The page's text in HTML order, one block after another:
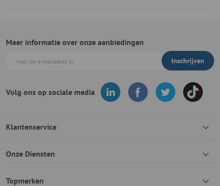
Meer informatie over onze aanbiedingen
Inschrijven
Volg ons op sociale media
Klantenservice
Onze Diensten
Topmerken